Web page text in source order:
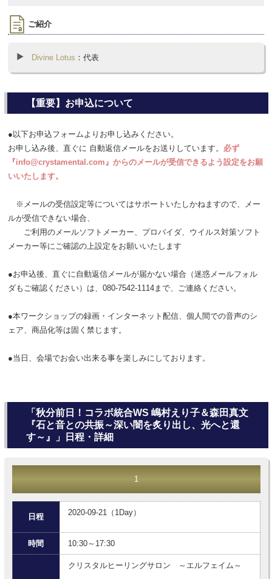
ご紹介
Divine Lotus ：代表
【重要】お申込について
●以下お申込フォームよりお申し込みください。
お申し込み後、直ぐに 自動返信メールをお送りしています。 必ず
『info@crystamental.com』からのメールが受信できるよう設定をお願
いいたします。
※メールの受信設定等についてはサポートいたしかねますので、メー
ルが受信できない場合、
ご利用のメールソフトメーカー、プロバイダ、ウイルス対策ソフト
メーカー等にご確認の上設定をお願いいたします
●お申込後、直ぐに自動返信メールが届かない場合（迷惑メールフォル
ダもご確認ください）は、080-7542-1114まで、ご連絡ください。
●本ワークショップの録画・インターネット配信、個人間での音声のシ
ェア、商品化等は固く禁じます。
●当日、会場でお会い出来る事を楽しみにしております。
「秋分前日！コラボ統合WS 嶋村えり子＆森田真文
『石と音との共振～深い闇を炙り出し、光へと還
す～』」日程・詳細
1
日程 2020-09-21（1Day）
時間 10:30～17:30
クリスタルヒーリングサロン ～エルフェイム～